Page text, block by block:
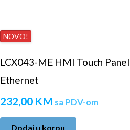
NOVO!
LCX043-ME HMI Touch
Ethernet
232,00 KM sa PDV-om
Dodaj u korpu